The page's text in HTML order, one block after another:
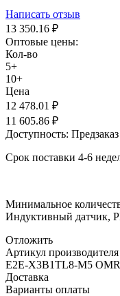
Написать отзыв
13 350.16 ₽
Оптовые цены:
Кол-во
5+
10+
Цена
12 478.01 ₽
11 605.86 ₽
Доступность: Предзаказ
Срок поставки 4-6
Минимальное
Индуктивный датчик,
Отложить
Артикул производителя
E2E-X3B1TL8-M5
Доставка
Варианты оплаты